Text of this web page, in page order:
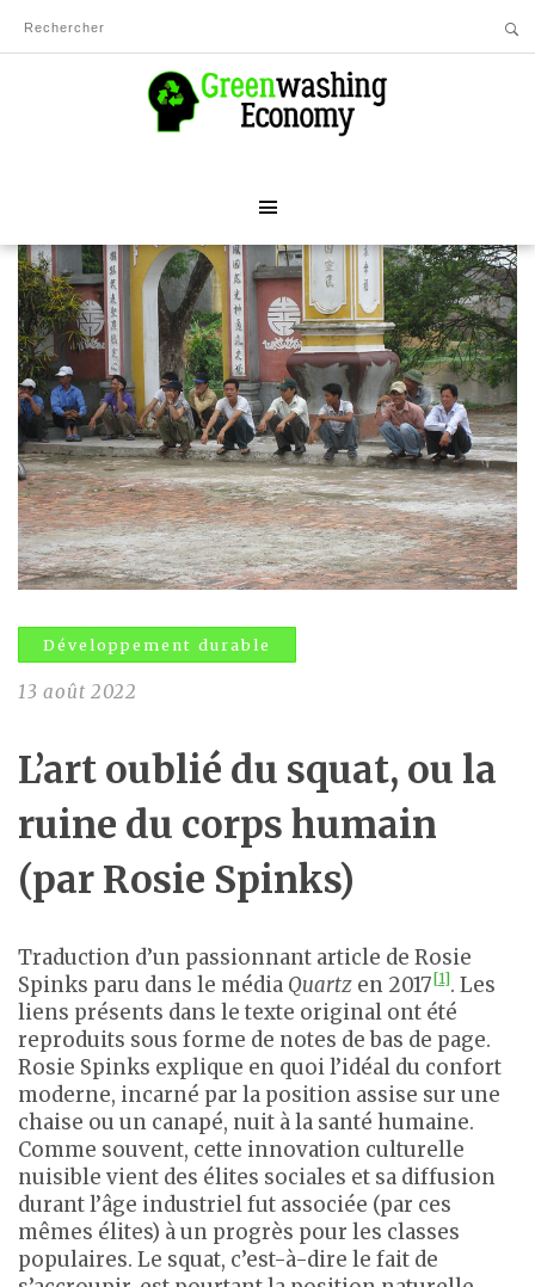
Développement durable
13 août 2022
L’art oublié du squat, ou la
ruine du corps humain
(par Rosie Spinks)
Traduction d’un passionnant article de Rosie
Spinks paru dans le média Quartz en 2017[1]. Les
liens présents dans le texte original ont été
reproduits sous forme de notes de bas de page.
Rosie Spinks explique en quoi l’idéal du confort
moderne, incarné par la position assise sur une
chaise ou un canapé, nuit à la santé humaine.
Comme souvent, cette innovation culturelle
nuisible vient des élites sociales et sa diffusion
durant l’âge industriel fut associée (par ces
mêmes élites) à un progrès pour les classes
populaires. Le squat, c’est-à-dire le fait de